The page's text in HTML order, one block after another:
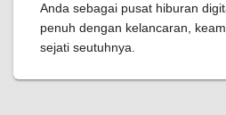
Anda sebagai pusat hiburan
penuh dengan kelancaran,
sejati seutuhnya.